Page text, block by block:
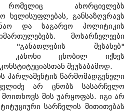
ახორციელებს
ხელისუფლებას, განსაზღვრავს
და საგარეო პოლიტიკის
მოსარჩელეები
"განათლების შესახებ"
კანონი ცნობილ იქნეს
შეუსაბამოდ.
პარლამენტის წარმომადგენელი
არ ცნობს სასარჩელო
მის უარყოფას. იგი არ
სარჩელის მითითებას